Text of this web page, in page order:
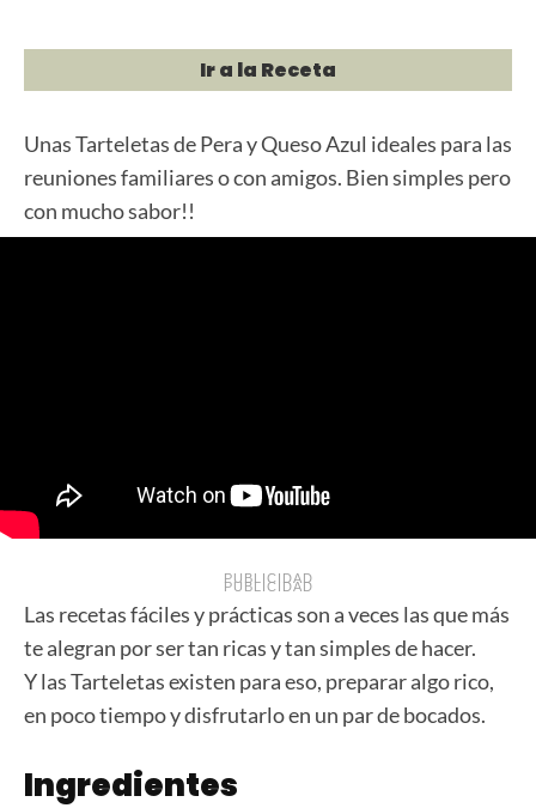
Ir a la Receta
Unas Tarteletas de Pera y Queso Azul ideales para las
reuniones familiares o con amigos. Bien simples pero
con mucho sabor!!
PUBLICIDAD
PUBLICIDAD
Las recetas fáciles y prácticas son a veces las que más
te alegran por ser tan ricas y tan simples de hacer.
Y las Tarteletas existen para eso, preparar algo rico,
en poco tiempo y disfrutarlo en un par de bocados.
Ingredientes